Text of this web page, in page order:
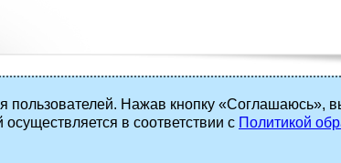
Нажав кнопку «Соглашаюсь»,
в соответствии с Политикой